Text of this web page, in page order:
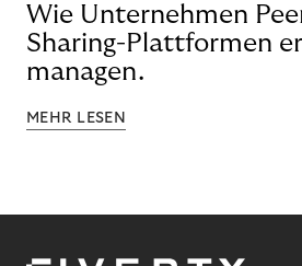
Wie Unternehmen
Sharing-Plattformen
managen.
MEHR LESEN